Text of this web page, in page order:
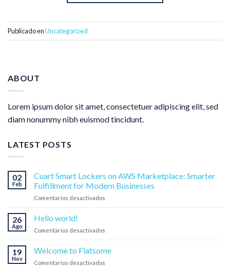
Publicado enUncategorized
ABOUT
Lorem ipsum dolor sit amet, consectetuer adipiscing elit, sed
diam nonummy nibh euismod tincidunt.
LATEST POSTS
02
Feb
Cuart Smart Lockers on AWS Marketplace: Smarter
Fulfillment for Modern Businesses
Comentarios desactivados
Marketplace:
26
Ago
Hello world!
Comentarios desactivados
19
Nov
Welcome to Flatsome
Comentarios desactivados